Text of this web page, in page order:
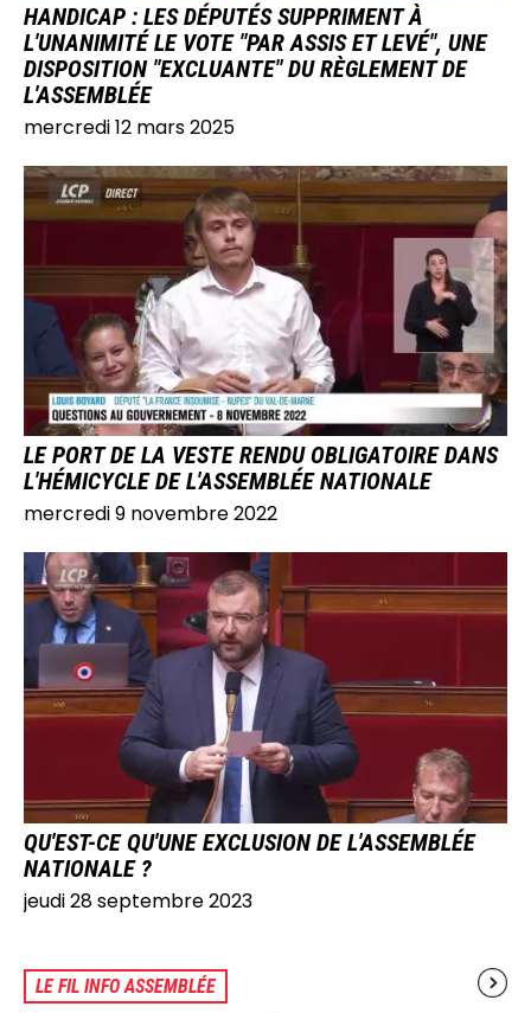
HANDICAP : LES DÉPUTÉS SUPPRIMENT À
L'UNANIMITÉ LE VOTE "PAR ASSIS ET LEVÉ", UNE
DISPOSITION "EXCLUANTE" DU RÈGLEMENT DE
L'ASSEMBLÉE
mercredi 12 mars 2025
IMAGE
LE PORT DE LA VESTE RENDU OBLIGATOIRE DANS
L'HÉMICYCLE DE L'ASSEMBLÉE NATIONALE
mercredi 9 novembre 2022
IMAGE
QU'EST-CE QU'UNE EXCLUSION DE L'ASSEMBLÉE
NATIONALE ?
jeudi 28 septembre 2023
LE FIL INFO ASSEMBLÉE